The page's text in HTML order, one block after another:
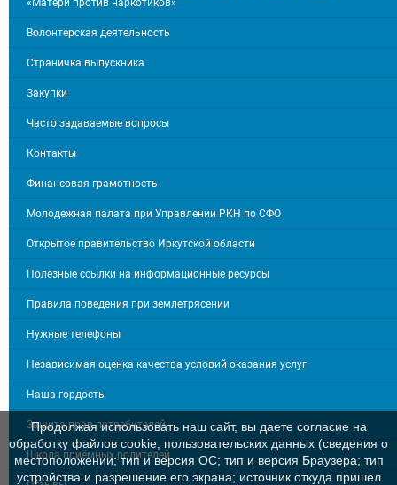
«Матери против наркотиков»
Волонтерская деятельность
Страничка выпускника
Закупки
Часто задаваемые вопросы
Контакты
Финансовая грамотность
Молодежная палата при Управлении РКН по СФО
Открытое правительство Иркутской области
Полезные ссылки на информационные ресурсы
Правила поведения при землетрясении
Нужные телефоны
Независимая оценка качества условий оказания услуг
Наша гордость
Защита прав потребителей
Школа приёмных родителей
Продолжая использовать наш сайт, вы даете согласие на
обработку файлов cookie, пользовательских данных (сведения о
местоположении; тип и версия ОС; тип и версия Браузера; тип
устройства и разрешение его экрана; источник откуда пришел